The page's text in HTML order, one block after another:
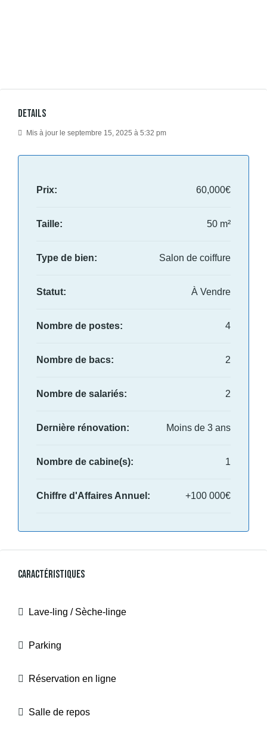
Details
Mis à jour le septembre 15, 2025 à 5:32 pm
Prix: 60,000€
Taille: 50 m²
Type de bien: Salon de coiffure
Statut: À Vendre
Nombre de postes: 4
Nombre de bacs: 2
Nombre de salariés: 2
Dernière rénovation: Moins de 3 ans
Nombre de cabine(s): 1
Chiffre d'Affaires Annuel: +100 000€
Caractéristiques
Lave-ling / Sèche-linge
Parking
Réservation en ligne
Salle de repos